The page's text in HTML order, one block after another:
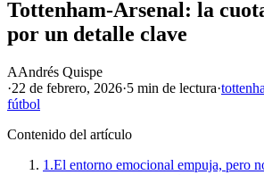
Tottenham-Arsenal: la
por un detalle clave
AAndrés Quispe
·22 de febrero, 2026·5 min de lectura·
fútbol
Contenido del artículo
1.El entorno emocional empuja, pero